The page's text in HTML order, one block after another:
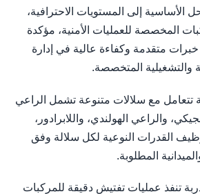
الأساسية إلى المستويات الاحترافية،
المخصصة للعمليات الأمنية، مؤكدة
متقدمة وكفاءة عالية في إدارة
والتشغيلية المتخصصة.
تتعامل مع سلالات متنوعة تشمل الراعي
والراعي الهولندي، واللابرادور،
القدرات النوعية لكل سلالة وفق
المطلوبة.
تنفذ عمليات تفتيش دقيقة للمركبات